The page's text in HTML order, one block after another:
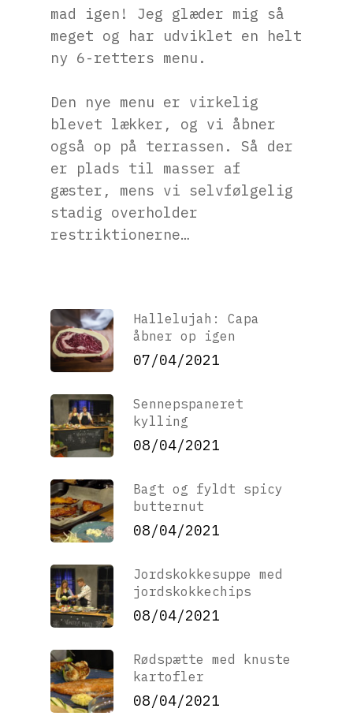
mad igen! Jeg glæder mig så
meget og har udviklet en helt
ny 6-retters menu.
Den nye menu er virkelig
blevet lækker, og vi åbner
også op på terrassen. Så der
er plads til masser af
gæster, mens vi selvfølgelig
stadig overholder
restriktionerne…
Hallelujah: Capa
åbner op igen
07/04/2021
Sennepspaneret
kylling
08/04/2021
Bagt og fyldt spicy
butternut
08/04/2021
Jordskokkesuppe med
jordskokkechips
08/04/2021
Rødspætte med knuste
kartofler
08/04/2021